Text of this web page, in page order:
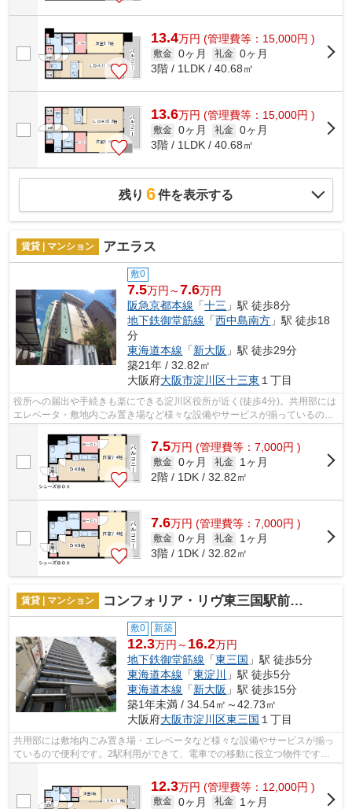
13.4万円 (管理費等：15,000円 )
敷金 0ヶ月 礼金 0ヶ月
3階 / 1LDK / 40.68㎡
13.6万円 (管理費等：15,000円 )
敷金 0ヶ月 礼金 0ヶ月
3階 / 1LDK / 40.68㎡
残り 6件を表示する
賃貸 | マンション アエラス
敷0
7.5万円～7.6万円
阪急京都本線 「十三 」駅 徒歩8分
地下鉄御堂筋線 「西中島南方 」駅 徒歩18
分
東海道本線 「新大阪 」駅 徒歩29分
築21年 / 32.82㎡
大阪府大阪市淀川区十三東 １丁目
役所への届出や手続きも楽にできる淀川区役所が近く(徒歩4分)。共用部には
エレベータ・敷地内ごみ置き場など様々な設備やサービスが揃っているので
便利です。外観タイル張りなので、強...
7.5万円 (管理費等：7,000円 )
敷金 0ヶ月 礼金
1ヶ月
2階 / 1DK / 32.82㎡
7.6万円 (管理費等：7,000円 )
敷金 0ヶ月 礼金
1ヶ月
3階 / 1DK / 32.82㎡
賃貸 | マンション コンフォリア・リヴ東三国駅前ソルテラス
敷0 新築
12.3万円～ 16.2万円
地下鉄御堂筋線 「東三国 」駅 徒歩5分
東海道本線 「東淀川
」駅 徒歩5分
東海道本線 「新大阪 」駅 徒歩15分
築1年未満 / 34.54㎡～42.73㎡
大阪府大阪市淀川区東三国 １丁目
共用部には敷地内ごみ置き場・エレベータなど様々な設備やサービスが揃っ
ているので便利です。2駅利用ができて、電車での移動に役立つ物件です。
12.3万円 (管理費等：12,000円 )
敷金 0ヶ月 礼金
1ヶ月